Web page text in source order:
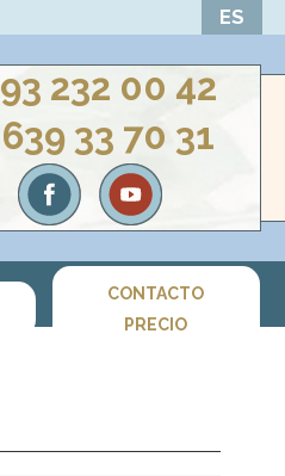
ES
93 232 00 42
639 33 70 31
CONTACTO
PRECIO